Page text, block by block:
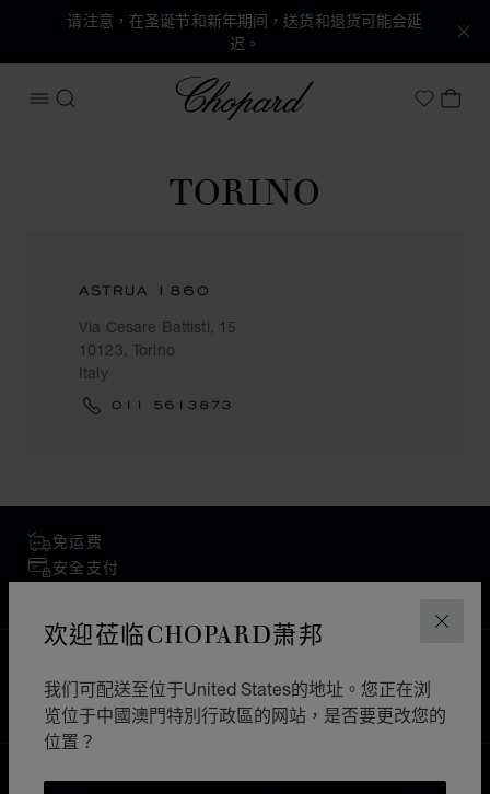
关闭
欢迎莅临CHOPARD萧邦
我们可配送至位于United States的地址。您正在浏
览位于中國澳門特別行政區的网站，是否要更改您的
位置？
请注意，在圣诞节和新年期间，送货和退货可能会延
迟。
打开菜单
搜索
Chopard
My我
TORINO
ASTRUA 1860
Via Cesare Battisti, 15
10123, Torino
Italy
011 5613873
免运费
安全支付
TORINO
本地化（更改国家/地区）
更改国家/地区